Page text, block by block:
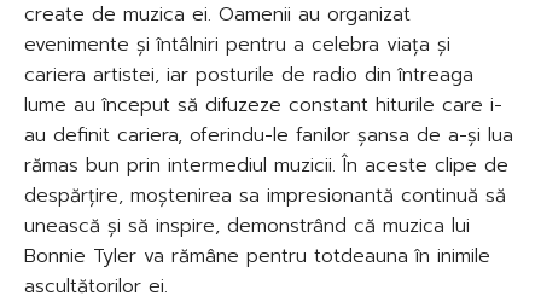
create de muzica ei. Oamenii au organizat
evenimente și întâlniri pentru a celebra viața și
cariera artistei, iar posturile de radio din întreaga
lume au început să difuzeze constant hiturile care i-
au definit cariera, oferindu-le fanilor șansa de a-și lua
rămas bun prin intermediul muzicii. În aceste clipe de
despărțire, moștenirea sa impresionantă continuă să
unească și să inspire, demonstrând că muzica lui
Bonnie Tyler va rămâne pentru totdeauna în inimile
ascultătorilor ei.